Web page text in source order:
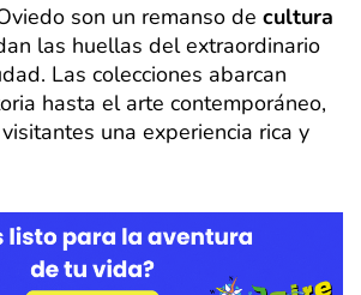
son un remanso de cultura
las huellas del extraordinario
Las colecciones abarcan
hasta el arte contemporáneo,
una experiencia rica y